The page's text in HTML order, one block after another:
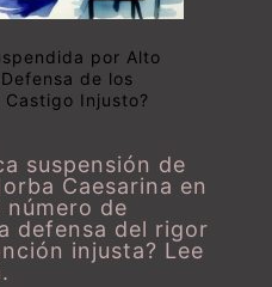
por Alto
de los
Injusto?
suspensión de
Caesarina en
número de
defensa del rigor
injusta? Lee